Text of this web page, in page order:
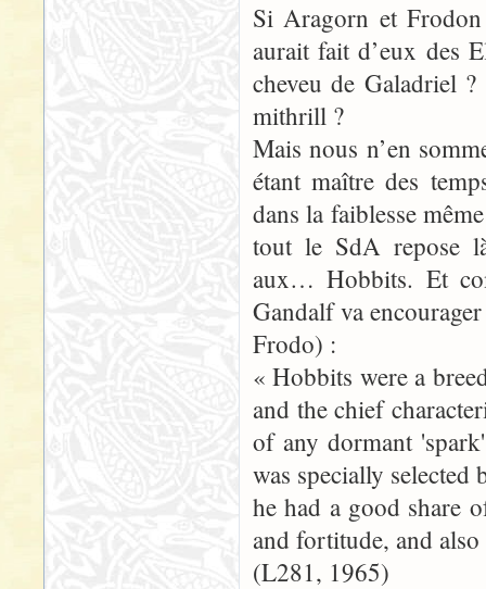
Si Aragorn et Frodon
aurait fait d’eux des
cheveu de Galadriel
mithrill ?
Mais nous n’en
étant maître des
dans la faiblesse
tout le SdA repose
aux… Hobbits. Et
Gandalf va
Frodo) :
« Hobbits were a
and the chief
of any dormant
was specially
he had a good share
and fortitude, and
(L281, 1965)